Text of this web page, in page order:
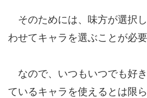
そのためには、味方が選択
わせてキャラを選ぶことが必要
なので、いつもいつでも好
ているキャラを使えるとは限